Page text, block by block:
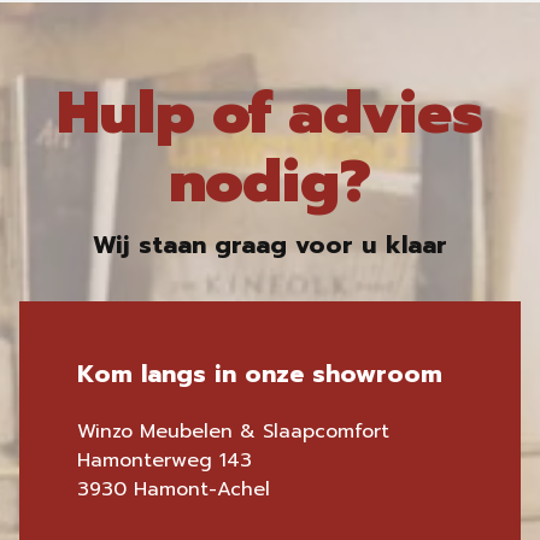
Hulp of advies
nodig?
Wij staan graag voor u klaar
Kom langs in onze showroom
Winzo Meubelen & Slaapcomfort
Hamonterweg 143
3930 Hamont-Achel